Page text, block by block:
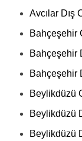
Avcılar Dış
Bahçeşehir
Bahçeşehir
Bahçeşehir
Beylikdüzü
Beylikdüzü
Beylikdüzü